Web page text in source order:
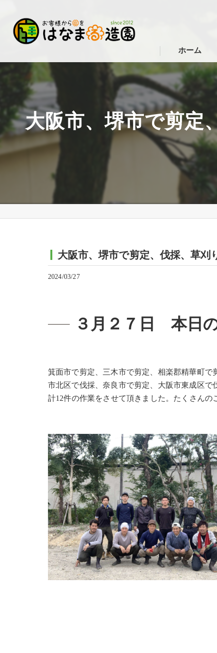
ホーム
大阪市、堺市で剪
大阪市、堺市で剪定、伐採、草
2024/03/27
３月２７日 本日
箕面市で剪定、三木市で剪定、相楽郡精華町
市北区で伐採、奈良市で剪定、大阪市東成区
計12件の作業をさせて頂きました。たくさんの